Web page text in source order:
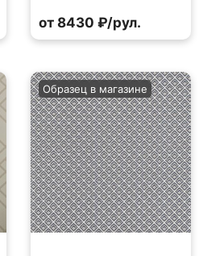
от 8430 ₽/рул.
Образец в магазине